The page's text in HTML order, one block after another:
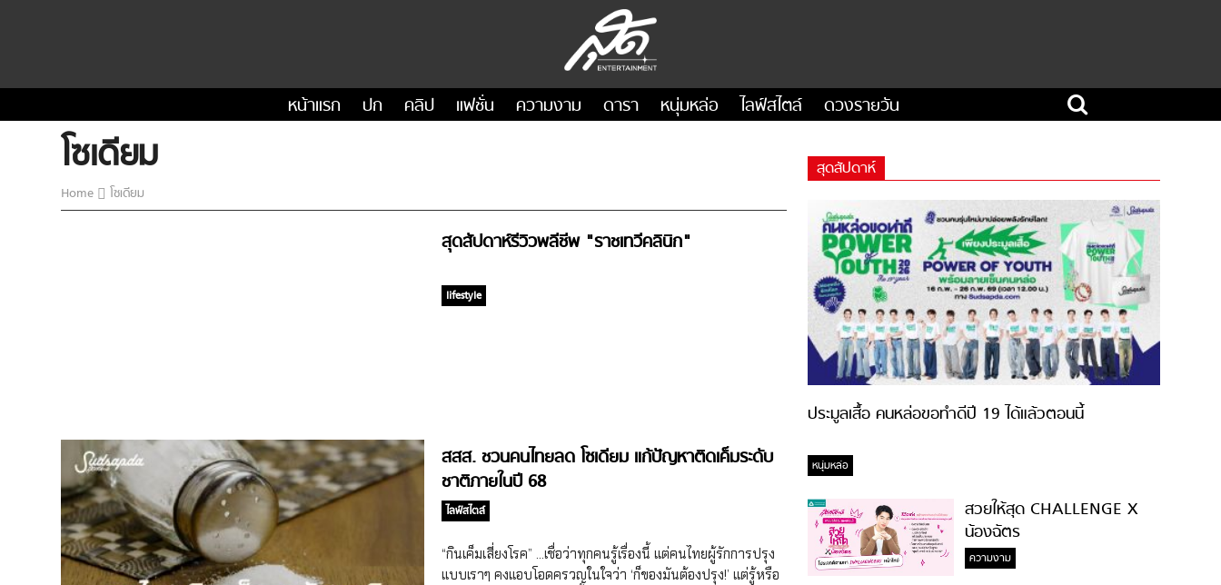
หน้าแรก ปก คลิป แฟชั่น ความงาม ดารา หนุ่มหล่อ ไลฟ์สไตล์ ดวงรายวัน
โซเดียม
Home โซเดียม
สุดสัปดาห์รีวิวพลีชีพ "ราชเทวีคลินิก"
lifestyle
สสส. ชวนคนไทยลด โซเดียม แก้ปัญหาติดเค็มระดับ
ชาติภายในปี 68
ไลฟ์สไตล์
“กินเค็มเสี่ยงโรค” …เชื่อว่าทุกคนรู้เรื่องนี้ แต่คนไทยผู้รักการปรุง
แบบเราๆ คงแอบโอดครวญในใจว่า ‘ก็ของมันต้องปรุง!’ แต่รู้หรือ
สุดสัปดาห์
ประมูลเสื้อ คนหล่อขอทำดีปี 19 ได้แล้วตอนนี้
หนุ่มหล่อ
สวยให้สุด CHALLENGE X
น้องฉัตร
ความงาม